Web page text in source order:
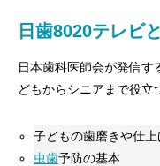
日歯8020テレビ
日本歯科医師会が発信す
どもからシニアまで役立
子どもの歯磨きや仕上
虫歯予防の基本